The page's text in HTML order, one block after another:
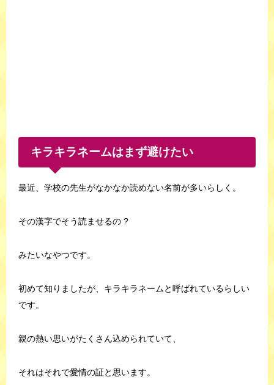
キラキラネームはまず避けたい
最近、学校の先生がなかなか読めない名前が多いらしく。
その漢字でそう読ませるの ?
みたいなやつです。
初めて知りましたが、キラキラネームと呼ばれているらしい
です。
親の熱い思いがたくさん込められていて、
それはそれで愛情の証と思います。